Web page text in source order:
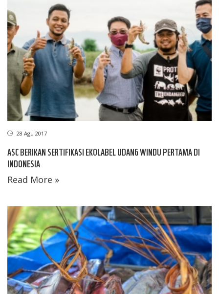
28 Agu 2017
ASC BERIKAN SERTIFIKASI EKOLABEL UDANG WINDU PERTAMA DI
INDONESIA
Read More »